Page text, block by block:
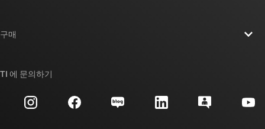
투자 관계
대체품 검색
고객 지원 센터
구매
TI 에 문의하기